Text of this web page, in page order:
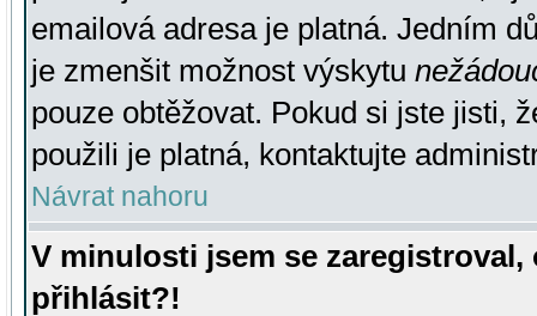
emailová adresa je platná. Jedním
je zmenšit možnost výskytu
pouze obtěžovat. Pokud si jste jisti,
použili je platná, kontaktujte
Návrat nahoru
V minulosti jsem se
přihlásit?!